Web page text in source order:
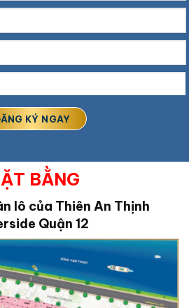
BẰNG
lô của Thiên An Thịnh
Quận 12